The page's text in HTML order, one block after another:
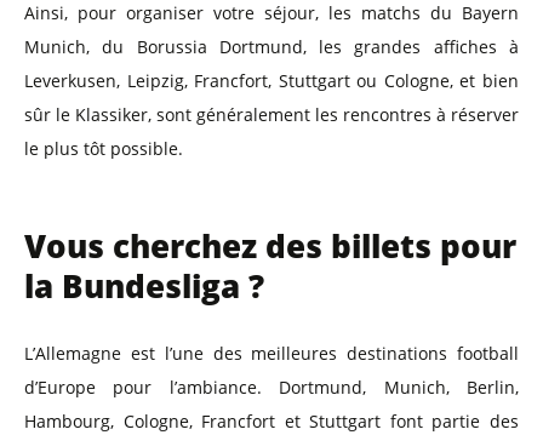
Ainsi, pour organiser votre séjour, les matchs du Bayern
Munich, du Borussia Dortmund, les grandes affiches à
Leverkusen, Leipzig, Francfort, Stuttgart ou Cologne, et bien
sûr le Klassiker, sont généralement les rencontres à réserver
le plus tôt possible.
Vous cherchez des billets pour
la Bundesliga ?
L’Allemagne est l’une des meilleures destinations football
d’Europe pour l’ambiance. Dortmund, Munich, Berlin,
Hambourg, Cologne, Francfort et Stuttgart font partie des